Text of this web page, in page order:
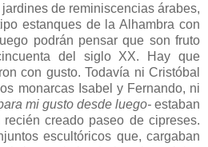
de reminiscencias árabes,
estanques de la Alhambra con
podrán pensar que son fruto
del siglo XX. Hay que
con gusto. Todavía ni Cristóbal
monarcas Isabel y Fernando, ni
mi gusto desde luego- estaban
creado paseo de cipreses.
escultóricos que, cargaban